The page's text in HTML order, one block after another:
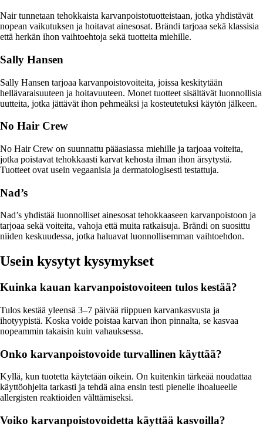
Nair tunnetaan tehokkaista karvanpoistotuotteistaan, jotka yhdistävät
nopean vaikutuksen ja hoitavat ainesosat. Brändi tarjoaa sekä klassisia
että herkän ihon vaihtoehtoja sekä tuotteita miehille.
Sally Hansen
Sally Hansen tarjoaa karvanpoistovoiteita, joissa keskitytään
hellävaraisuuteen ja hoitavuuteen. Monet tuotteet sisältävät luonnollisia
uutteita, jotka jättävät ihon pehmeäksi ja kosteutetuksi käytön jälkeen.
No Hair Crew
No Hair Crew on suunnattu pääasiassa miehille ja tarjoaa voiteita,
jotka poistavat tehokkaasti karvat kehosta ilman ihon ärsytystä.
Tuotteet ovat usein vegaanisia ja dermatologisesti testattuja.
Nad’s
Nad’s yhdistää luonnolliset ainesosat tehokkaaseen karvanpoistoon ja
tarjoaa sekä voiteita, vahoja että muita ratkaisuja. Brändi on suosittu
niiden keskuudessa, jotka haluavat luonnollisemman vaihtoehdon.
Usein kysytyt kysymykset
Kuinka kauan karvanpoistovoiteen tulos kestää?
Tulos kestää yleensä 3–7 päivää riippuen karvankasvusta ja
ihotyypistä. Koska voide poistaa karvan ihon pinnalta, se kasvaa
nopeammin takaisin kuin vahauksessa.
Onko karvanpoistovoide turvallinen käyttää?
Kyllä, kun tuotetta käytetään oikein. On kuitenkin tärkeää noudattaa
käyttöohjeita tarkasti ja tehdä aina ensin testi pienelle ihoalueelle
allergisten reaktioiden välttämiseksi.
Voiko karvanpoistovoidetta käyttää kasvoilla?